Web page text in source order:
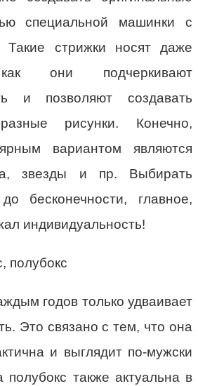
специальной машинки с
Такие стрижки носят даже
они подчеркивают
и позволяют создавать
рисунки. Конечно,
вариантом являются
звезды и пр. Выбирать
бесконечности, главное,
индивидуальность!
полубокс
годов только удваивает
Это связано с тем, что она
и выглядит по-мужски
полубокс также актуальна в